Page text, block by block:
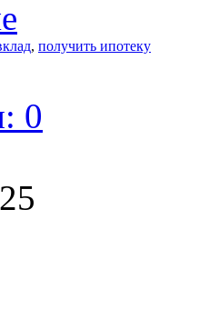
, получить ипотеку
0